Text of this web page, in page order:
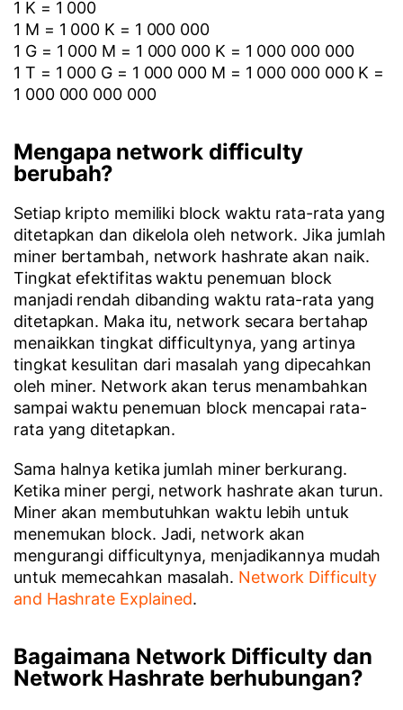
1 K = 1 000
1 M = 1 000 K = 1 000 000
1 G = 1 000 M = 1 000 000 K = 1 000 000 000
1 T = 1 000 G = 1 000 000 M = 1 000 000 000 K =
1 000 000 000 000
Mengapa network difficulty
berubah?
Setiap kripto memiliki block waktu rata-rata yang
ditetapkan dan dikelola oleh network. Jika jumlah
miner bertambah, network hashrate akan naik.
Tingkat efektifitas waktu penemuan block
manjadi rendah dibanding waktu rata-rata yang
ditetapkan. Maka itu, network secara bertahap
menaikkan tingkat difficultynya, yang artinya
tingkat kesulitan dari masalah yang dipecahkan
oleh miner. Network akan terus menambahkan
sampai waktu penemuan block mencapai rata-
rata yang ditetapkan.
Sama halnya ketika jumlah miner berkurang.
Ketika miner pergi, network hashrate akan turun.
Miner akan membutuhkan waktu lebih untuk
menemukan block. Jadi, network akan
mengurangi difficultynya, menjadikannya mudah
untuk memecahkan masalah. Network Difficulty
and Hashrate Explained.
Bagaimana Network Difficulty dan
Network Hashrate berhubungan?